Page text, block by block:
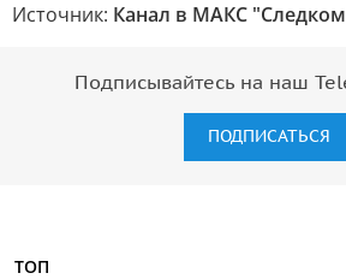
Источник: Канал в МАКС
Подписывайтесь на наш
ПОДПИСАТЬСЯ
ТОП